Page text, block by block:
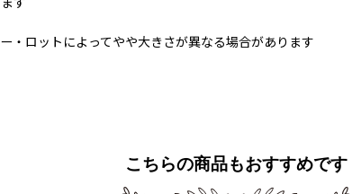
・ロットによってやや大きさが異なる場合があります
こちらの商品もおすすめです